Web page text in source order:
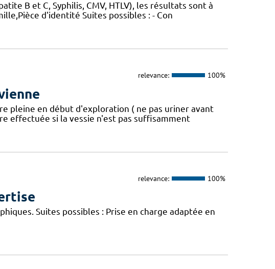
B et C, Syphilis, CMV, HTLV), les résultats sont à
d'identité Suites possibles : - Con
relevance: 100%
pleine en début d'exploration ( ne pas uriner avant
effectuée si la vessie n'est pas suffisamment
relevance: 100%
Suites possibles : Prise en charge adaptée en